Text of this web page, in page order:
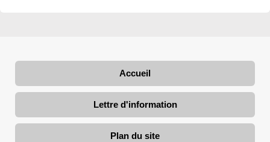
Accueil
Lettre d'information
Plan du site